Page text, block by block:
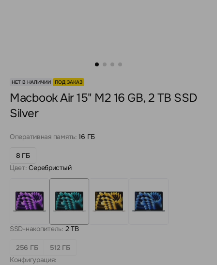
НЕТ В НАЛИЧИИ ПОД ЗАКАЗ
Macbook Air 15" M2 16 GB, 2 TB SSD
Silver
Оперативная память: 16 ГБ
8 ГБ
Цвет: Серебристый
SSD-накопитель: 2 TB
256 ГБ
512 ГБ
Конфигурация: